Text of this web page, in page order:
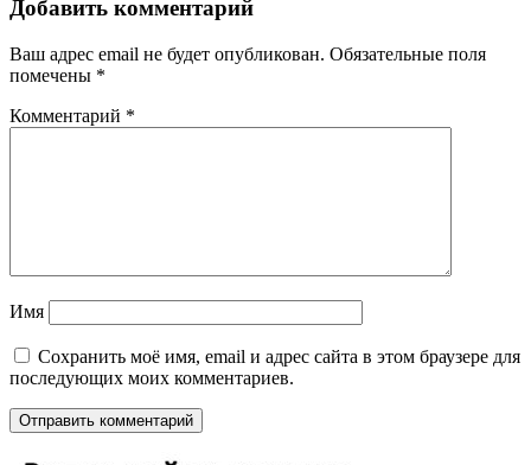
Добавить комментарий
Ваш адрес email не будет опубликован. Обязательные поля
помечены *
Комментарий *
Имя
Сохранить моё имя, email и адрес сайта в этом браузере для
последующих моих комментариев.